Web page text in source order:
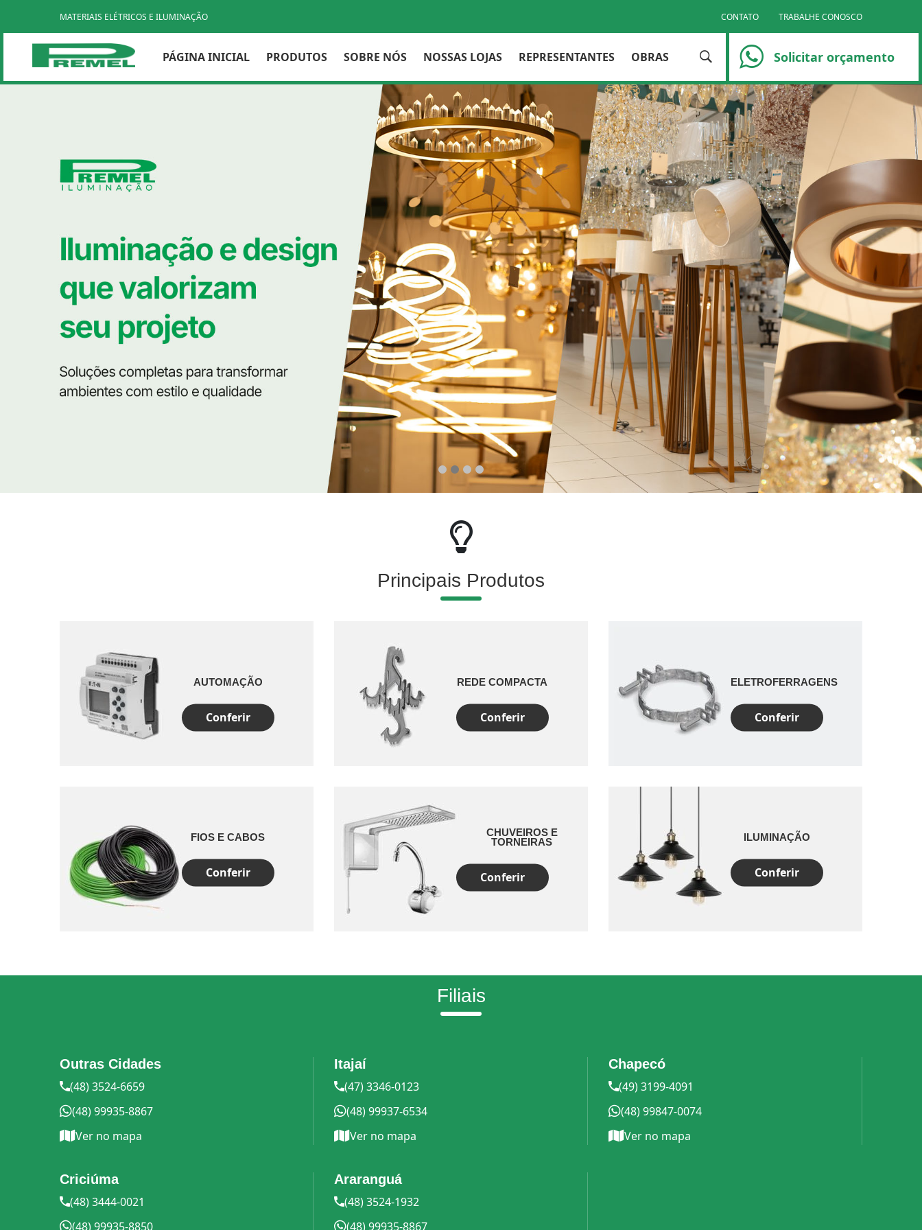
MATERIAIS ELÉTRICOS E ILUMINAÇÃO CONTATO TRABALHE CONOSCO
PÁGINA INICIAL PRODUTOS SOBRE NÓS NOSSAS LOJAS REPRESENTANTES OBRAS Solicitar orçamento
Principais Produtos
AUTOMAÇÃO
Conferir
REDE COMPACTA
Conferir
ELETROFERRAGENS
Conferir
FIOS E CABOS
Conferir
CHUVEIROS E
TORNEIRAS
Conferir
ILUMINAÇÃO
Conferir
Filiais
Outras Cidades
(48) 3524-6659
(48) 99935-8867
Ver no mapa
Itajaí
(47) 3346-0123
(48) 99937-6534
Ver no mapa
Chapecó
(49) 3199-4091
(48) 99847-0074
Ver no mapa
Criciúma
(48) 3444-0021
(48) 99935-8850
Araranguá
(48) 3524-1932
(48) 99935-8867